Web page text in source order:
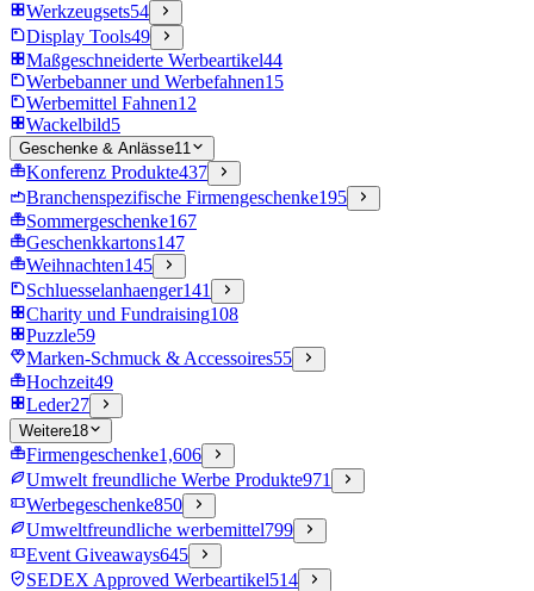
Werkzeugsets54
Display Tools49
Maßgeschneiderte Werbeartikel44
Werbebanner und Werbefahnen15
Werbemittel Fahnen12
Wackelbild5
Geschenke & Anlässe11
Konferenz Produkte437
Branchenspezifische Firmengeschenke195
Sommergeschenke167
Geschenkkartons147
Weihnachten145
Schluesselanhaenger141
Charity und Fundraising108
Puzzle59
Marken-Schmuck & Accessoires55
Hochzeit49
Leder27
Weitere18
Firmengeschenke1,606
Umwelt freundliche Werbe Produkte971
Werbegeschenke850
Umweltfreundliche werbemittel799
Event Giveaways645
SEDEX Approved Werbeartikel514